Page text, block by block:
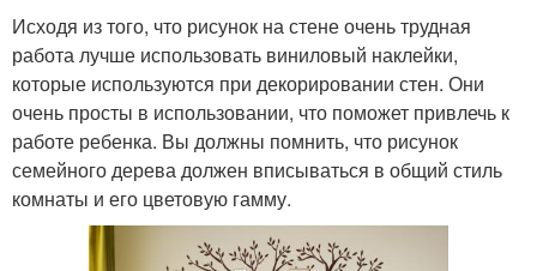
Исходя из того, что рисунок на стене очень трудная
работа лучше использовать виниловый наклейки,
которые используются при декорировании стен. Они
очень просты в использовании, что поможет привлечь к
работе ребенка. Вы должны помнить, что рисунок
семейного дерева должен вписываться в общий стиль
комнаты и его цветовую гамму.